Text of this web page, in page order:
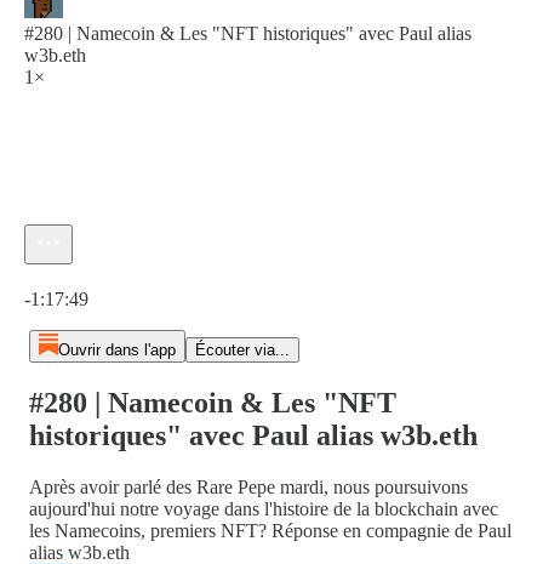
#280 | Namecoin & Les "NFT historiques" avec Paul alias
w3b.eth
1×
-1:17:49
Ouvrir dans l'app Écouter via...
#280 | Namecoin & Les "NFT
historiques" avec Paul alias w3b.eth
Après avoir parlé des Rare Pepe mardi, nous poursuivons
aujourd'hui notre voyage dans l'histoire de la blockchain avec
les Namecoins, premiers NFT? Réponse en compagnie de Paul
alias w3b.eth